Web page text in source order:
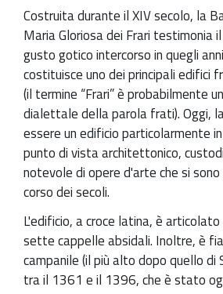
Costruita durante il XIV secolo, la
Maria Gloriosa dei Frari testimonia
gusto gotico intercorso in quegli
costituisce uno dei principali edifici
(il termine “Frari” è probabilmente
dialettale della parola frati). Oggi,
essere un edificio particolarmente
punto di vista architettonico,
notevole di opere d'arte che si
corso dei secoli.
L'edificio, a croce latina, è
sette cappelle absidali. Inoltre, è
campanile (il più alto dopo quello di
tra il 1361 e il 1396, che è stato